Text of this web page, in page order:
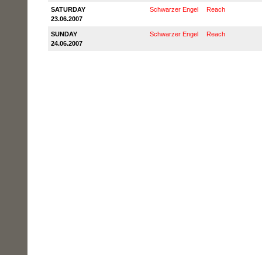
SATURDAY
23.06.2007
Schwarzer Engel Reach
SUNDAY
24.06.2007
Schwarzer Engel Reach